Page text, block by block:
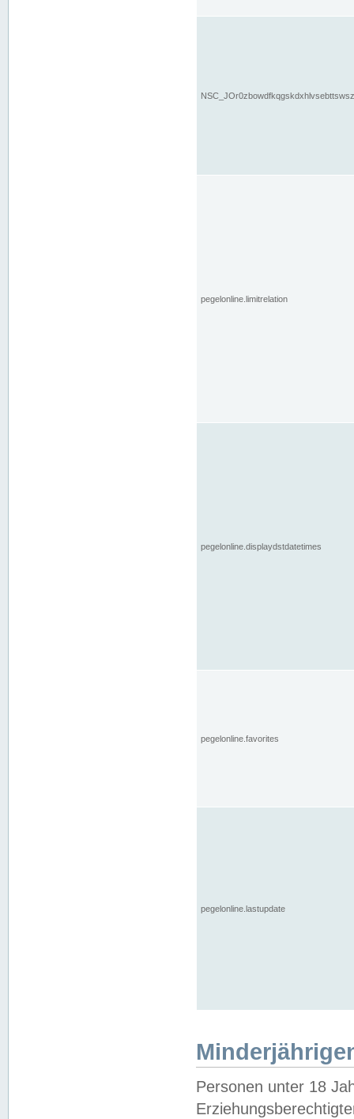
pegelonline.limitrelation
pegelonline.displaydstdatetimes
pegelonline.favorites
pegelonline.lastupdate
Personen unter 18